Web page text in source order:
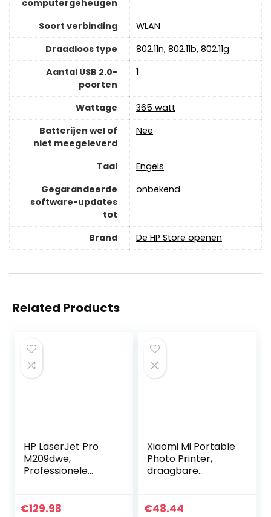
computergeheugen
Soort verbinding
‎WLAN
Draadloos type
‎802.11n, 802.11b, 802.11g
Aantal USB 2.0-
poorten
‎1
Wattage
‎365 watt
Batterijen wel of
niet meegeleverd
‎Nee
Taal
‎Engels
Gegarandeerde
software-updates
tot
‎onbekend
Brand De HP Store openen
Related Products
HP LaserJet Pro
M209dwe,
Professionele
thuiskantoor
€129.98
Xiaomi Mi Portable
Photo Printer,
draagbare
fotopapier,
€48.44